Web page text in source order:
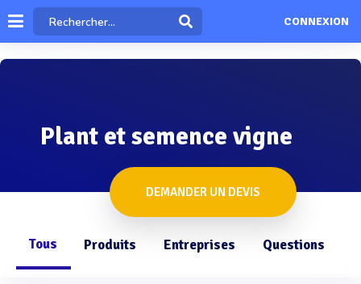
CONNEXION
Plant et semence vigne
DEMANDER UN DEVIS
Tous Produits Entreprises Questions